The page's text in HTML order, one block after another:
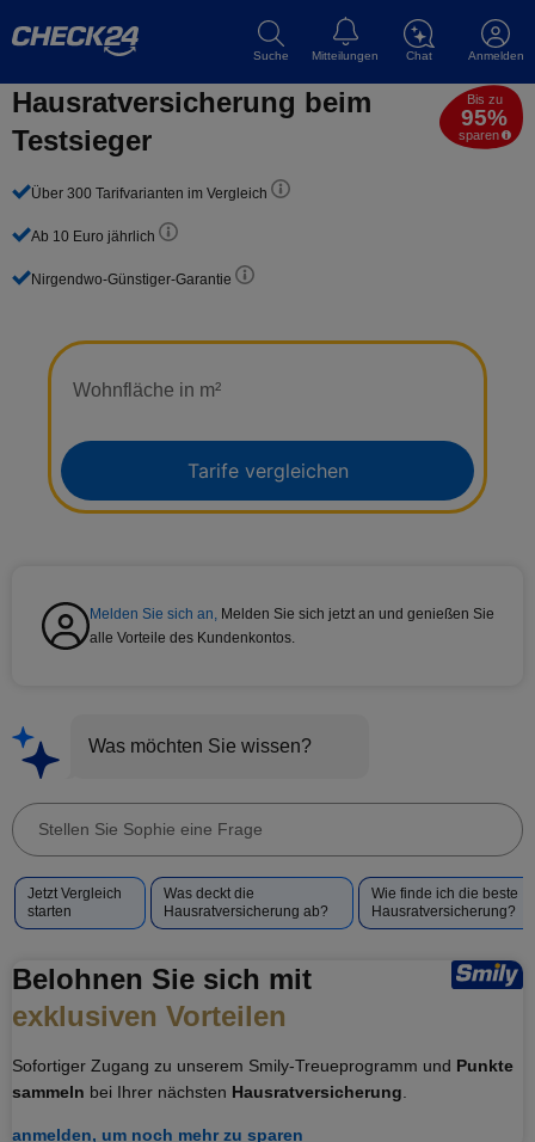
Suche Mitteilungen Chat Anmelden
Hausrat­versicherung beim
Testsieger
Bis zu
95%
sparen
Wohnfläche in m²
Tarife vergleichen
Über 300 Tarifvarianten im Vergleich
Ab 10 Euro jährlich
Nirgendwo-Günstiger-Garantie
Melden Sie sich an, Melden Sie sich jetzt an und genießen Sie
alle Vorteile des Kundenkontos.
Was möchten Sie wissen?
Stellen
Sophie
eine
Vorgeschlagene
Fragen
Sophie
Jetzt Vergleich
starten
Was deckt die
Hausratversicherung ab?
Wie finde ich die beste
Hausratversicherung?
Belohnen Sie sich mit
exklusiven Vorteilen
Sofortiger Zugang zu unserem Smily-Treueprogramm und Punkte
sammeln bei Ihrer nächsten Hausratversicherung
anmelden, um noch mehr zu sparen